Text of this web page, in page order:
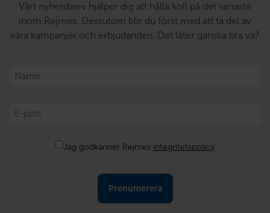
Vårt nyhetsbrev hjälper dig att hålla koll på det senaste
inom Rejmes. Dessutom blir du först med att ta del av
våra kampanjer och erbjudanden. Det låter ganska bra va?
Namn
E-
post
Jag godkänner Rejmes integritetspolicy